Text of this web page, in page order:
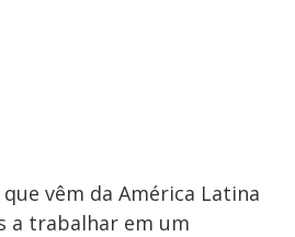
vêm da América Latina
a trabalhar em um